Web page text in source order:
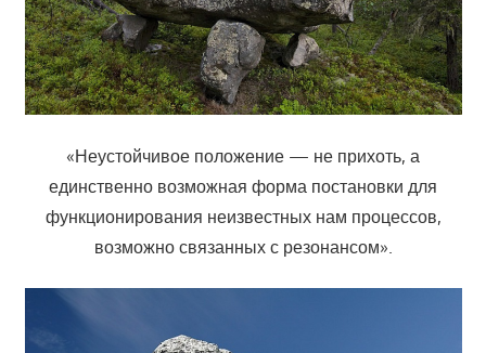
«Неустойчивое положение — не прихоть, а
единственно возможная форма постановки для
функционирования неизвестных нам процессов,
возможно связанных с резонансом».